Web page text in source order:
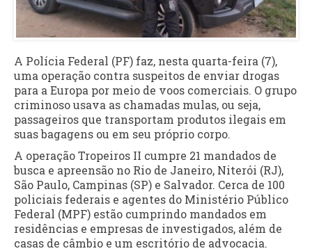
A Polícia Federal (PF) faz, nesta quarta-feira (7),
uma operação contra suspeitos de enviar drogas
para a Europa por meio de voos comerciais. O grupo
criminoso usava as chamadas mulas, ou seja,
passageiros que transportam produtos ilegais em
suas bagagens ou em seu próprio corpo.
A operação Tropeiros II cumpre 21 mandados de
busca e apreensão no Rio de Janeiro, Niterói (RJ),
São Paulo, Campinas (SP) e Salvador. Cerca de 100
policiais federais e agentes do Ministério Público
Federal (MPF) estão cumprindo mandados em
residências e empresas de investigados, além de
casas de câmbio e um escritório de advocacia.